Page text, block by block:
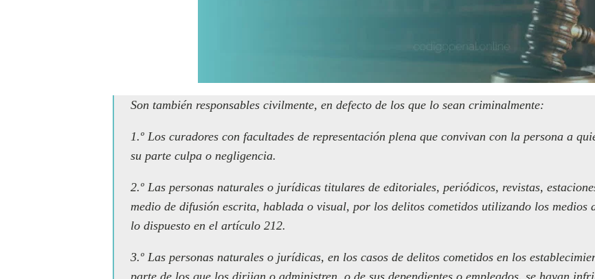
Son también responsables civilmente, en defecto de los que lo sean criminalmente:
1.º Los curadores con facultades de representación plena que convivan con la persona a
su parte culpa o negligencia.
2.º Las personas naturales o jurídicas titulares de editoriales, periódicos, revistas,
medio de difusión escrita, hablada o visual, por los delitos cometidos utilizando los medios
lo dispuesto en el artículo 212.
3.º Las personas naturales o jurídicas, en los casos de delitos cometidos en los
parte de los que los dirijan o administren, o de sus dependientes o empleados, se hayan